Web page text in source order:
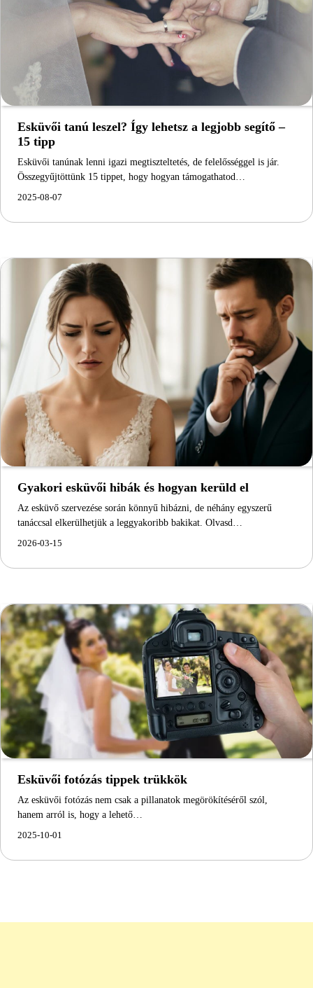
Esküvői tanú leszel? Így lehetsz a legjobb segítő –
15 tipp
Esküvői tanúnak lenni igazi megtiszteltetés, de felelősséggel is jár.
Összegyűjtöttünk 15 tippet, hogy hogyan támogathatod…
2025-08-07
Gyakori esküvői hibák és hogyan kerüld el
Az esküvő szervezése során könnyű hibázni, de néhány egyszerű
tanáccsal elkerülhetjük a leggyakoribb bakikat. Olvasd…
2026-03-15
Esküvői fotózás tippek trükkök
Az esküvői fotózás nem csak a pillanatok megörökítéséről szól,
hanem arról is, hogy a lehető…
2025-10-01